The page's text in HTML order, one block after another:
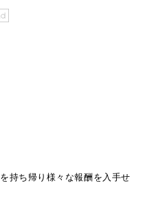
持ち帰り様々な報酬を入手せ